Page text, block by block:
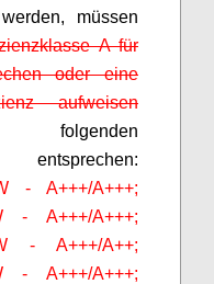
müssen
A für
oder eine
aufweisen
entsprechen:
- A+++/A+++;
- A+++/A+++;
- A+++/A++;
- A+++/A+++;